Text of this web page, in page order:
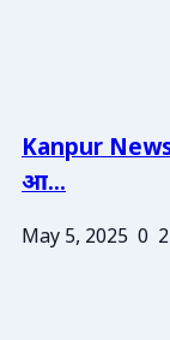
Kanpur
आ...
May 5, 2025 0